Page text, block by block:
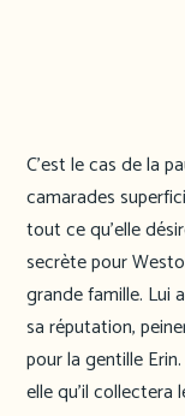
C’est le cas de la
camarades
tout ce qu’elle
secrète pour
grande famille. Lui
sa réputation,
pour la gentille
elle qu’il collectera